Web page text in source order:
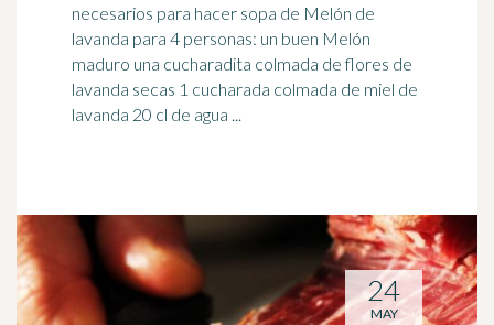
necesarios para hacer sopa de Melón de
lavanda para 4 personas: un buen Melón
maduro una cucharadita colmada de flores de
lavanda secas 1 cucharada colmada de miel de
lavanda 20 cl de agua ...
24
MAY